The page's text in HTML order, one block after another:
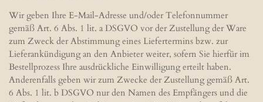
Wir geben Ihre E-Mail-Adresse und/oder Telefonnummer
gemäß Art. 6 Abs. 1 lit. a DSGVO vor der Zustellung der Ware
zum Zweck der Abstimmung eines Liefertermins bzw. zur
Lieferankündigung an den Anbieter weiter, sofern Sie hierfür im
Bestellprozess Ihre ausdrückliche Einwilligung erteilt haben.
Anderenfalls geben wir zum Zwecke der Zustellung gemäß Art.
6 Abs. 1 lit. b DSGVO nur den Namen des Empfängers und die